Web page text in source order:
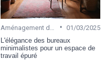
• 01/03/2025
L'élégance des bureaux
minimalistes pour un espace de
travail épuré